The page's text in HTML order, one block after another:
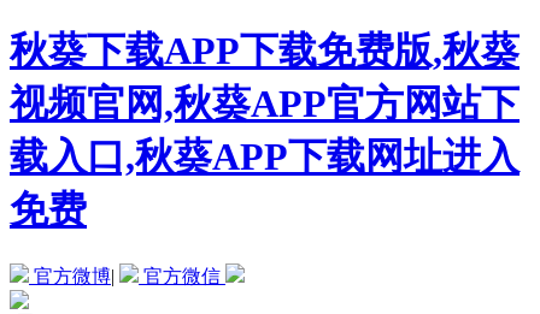
秋葵下载APP下载免费版,秋葵
视频官网,秋葵APP官方网站下
载入口,秋葵APP下载网址进入
免费
官方微博| 官方微信